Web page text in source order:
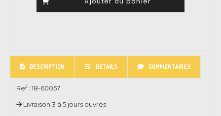
DESCRIPTION DÉTAILS COMMENTAIRES
Ref : 18-60057
Livraison 3 à 5 jours ouvrés